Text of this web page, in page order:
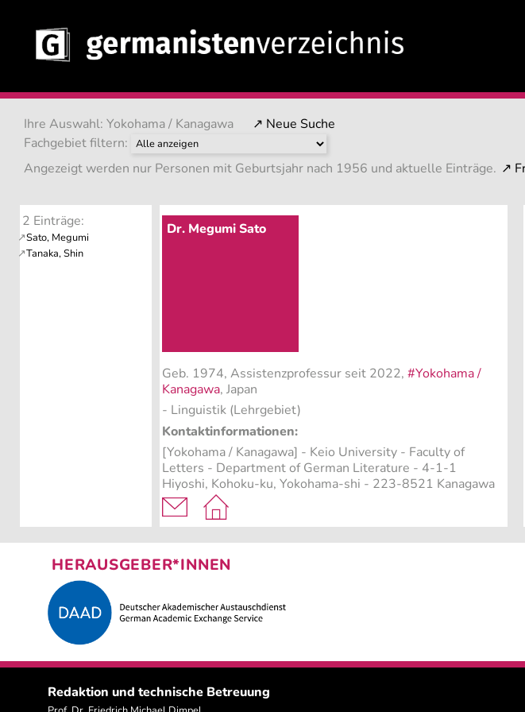
Ihre Auswahl: Yokohama / Kanagawa
↗ Neue Suche
Fachgebiet filtern:
Angezeigt werden nur Personen mit Geburtsjahr nach 1956 und aktuelle Einträge.
2 Einträge: Dr. Megumi Sato
Geb. 1974, Assistenzprofessur seit 2022, #Yokohama /
Kanagawa, Japan
- Linguistik (Lehrgebiet)
Kontaktinformationen:
[Yokohama / Kanagawa] - Keio University - Faculty of
Letters - Department of German Literature - 4-1-1
Hiyoshi, Kohoku-ku, Yokohama-shi - 223-8521 Kanagawa
HERAUSGEBER*INNEN
Redaktion und technische Betreuung